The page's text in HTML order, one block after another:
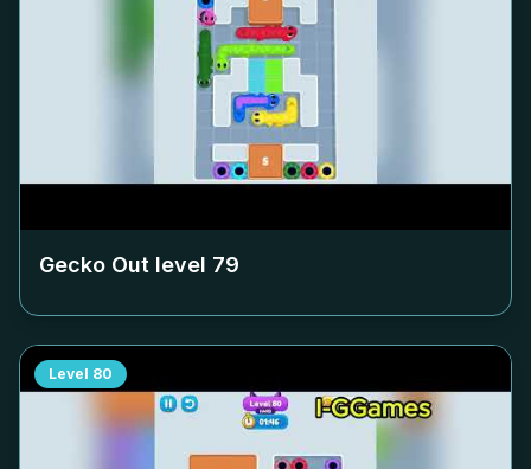
Gecko Out level 79
Level 80